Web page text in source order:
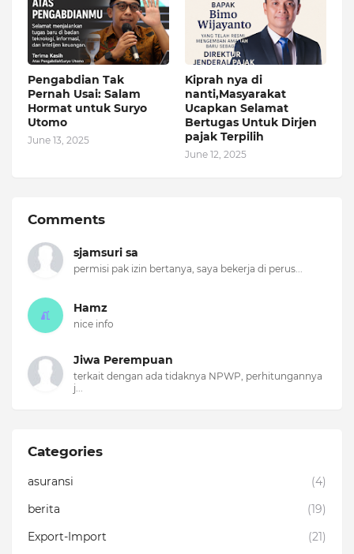
Pengabdian Tak
Pernah Usai: Salam
Hormat untuk Suryo
Utomo
June 13, 2025
Kiprah nya di
nanti,Masyarakat
Ucapkan Selamat
Bertugas Untuk Dirjen
pajak Terpilih
June 12, 2025
Comments
sjamsuri sa
permisi pak izin bertanya, saya bekerja di perus...
Hamz
nice info
Jiwa Perempuan
terkait dengan ada tidaknya NPWP, perhitungannya
j...
Categories
asuransi
(4)
berita
(19)
Export-Import
(21)